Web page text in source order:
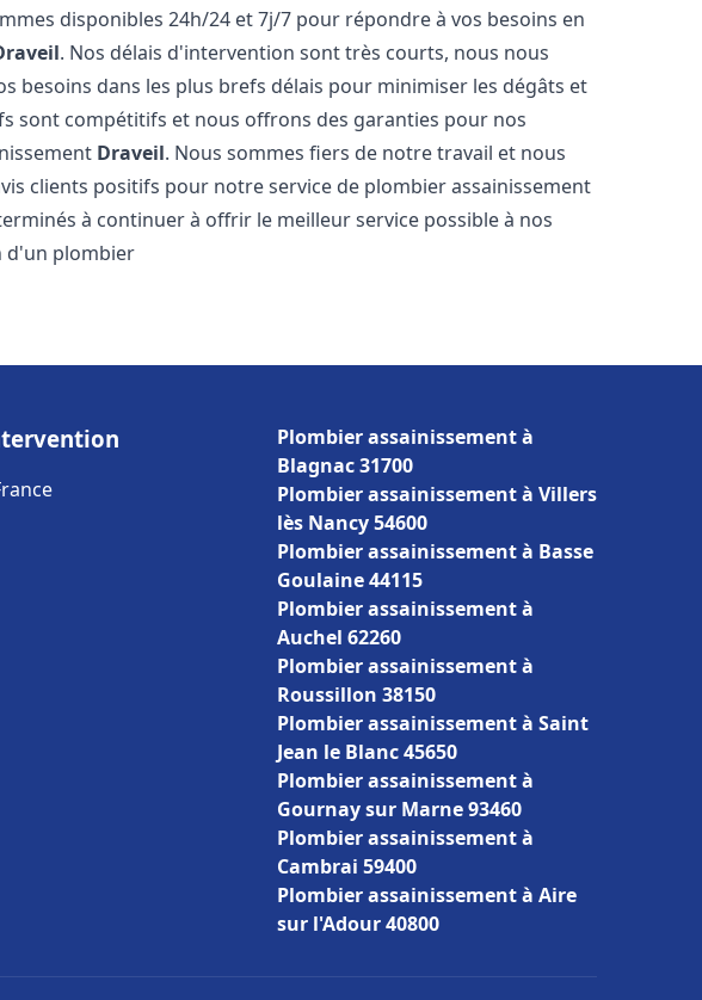
disponibles 24h/24 et 7j/7 pour répondre à vos besoins en
. Nos délais d'intervention sont très courts, nous nous
besoins dans les plus brefs délais pour minimiser les dégâts et
sont compétitifs et nous offrons des garanties pour nos
Draveil. Nous sommes fiers de notre travail et nous
clients positifs pour notre service de plombier assainissement
à continuer à offrir le meilleur service possible à nos
d'un plombier
Plombier assainissement à
Blagnac 31700
Plombier assainissement à Villers
lès Nancy 54600
Plombier assainissement à Basse
Goulaine 44115
Plombier assainissement à
Auchel 62260
Plombier assainissement à
Roussillon 38150
Plombier assainissement à Saint
Jean le Blanc 45650
Plombier assainissement à
Gournay sur Marne 93460
Plombier assainissement à
Cambrai 59400
Plombier assainissement à Aire
sur l'Adour 40800